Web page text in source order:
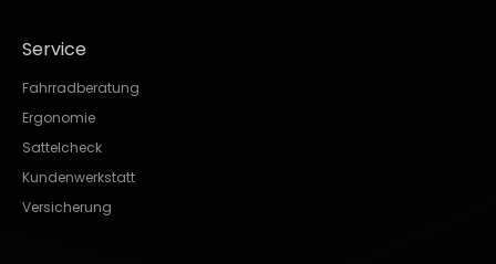
Service
Fahrradberatung
Ergonomie
Sattelcheck
Kundenwerkstatt
Versicherung